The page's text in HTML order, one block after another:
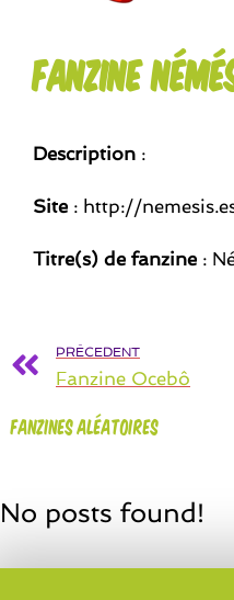
Fanzine
Description :
Site : http://
Titre(s) de fanzine :
PRÉCEDENT
Fanzine Ocebô
Fanzines aléatoires
No posts found!